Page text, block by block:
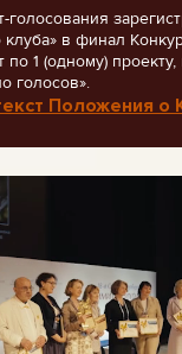
голосования
клуба» в финал
по 1 (одному)
голосов».
Положения о